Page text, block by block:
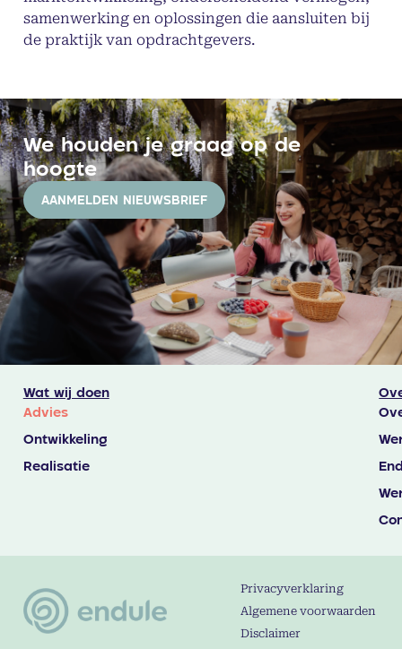
samenwerking en oplossingen die aansluiten bij
de praktijk van opdrachtgevers.
We houden je graag op de
hoogte
AANMELDEN NIEUWSBRIEF
Wat wij doen
Advies
Ontwikkeling
Realisatie
Privacyverklaring
Algemene voorwaarden
Disclaimer